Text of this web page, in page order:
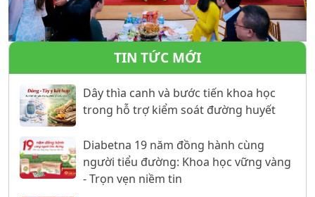
TIN TỨC MỚI
Dây thìa canh và bước tiến khoa học
trong hỗ trợ kiểm soát đường huyết
Diabetna 19 năm đồng hành cùng
người tiểu đường: Khoa học vững vàng
- Trọn vẹn niềm tin